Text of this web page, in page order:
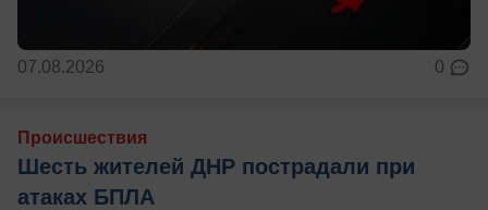
07.08.2026 0
Происшествия
Шесть жителей ДНР пострадали при
атаках БПЛА